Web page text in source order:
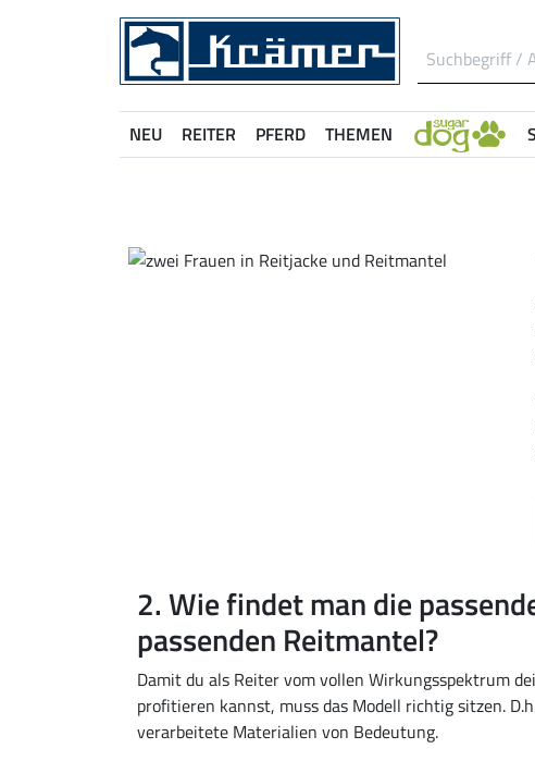
NEU REITER PFERD THEMEN
2. Wie findet man die
passenden Reitmantel?
Damit du als Reiter vom vollen Wirkungsspektrum
profitieren kannst, muss das Modell richtig sitzen.
verarbeitete Materialien von Bedeutung.